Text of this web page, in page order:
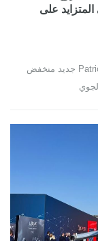
على
Lockheed Martin تكشف عن PAC-3 ACE.. صاروخ Patriot جديد منخفض